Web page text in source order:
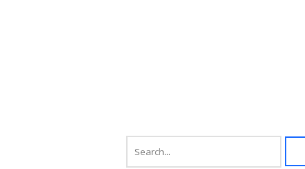
シ
ョ
ン